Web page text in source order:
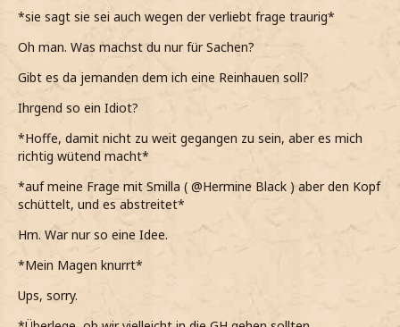
*mir auffällt, dass noch nie mit jemandem so offen war*
*nicht einmal mit Owen
Mali
war ich so offen*
*er ja eigentlich mein bester Freund*
*die Sache, dass Gefühle für ihn habe aber irgendwie alles
komplizierter macht*
*als sage, dass dasselbe auch für ihn gilt, er sich ebenfalls
bedankt und sagt, dass er es zu schätzen weiß*
*er mich dann noch fester an mich drückt und sagt, dass
echt in Ordung bin*
*allerdings meine Meinung über Smilla @Hermine Black
ändern sollte und dass wir uns nochmal treffen sollten*
*statt ja zu sagen, allerdings nur heftig den Kopf
*sie sagt sie sei auch wegen der verliebt frage traurig*
Oh man. Was machst du nur für Sachen?
Gibt es da jemanden dem ich eine Reinhauen soll?
Ihrgend so ein Idiot?
*Hoffe, damit nicht zu weit gegangen zu sein, aber es mich
richtig wütend macht*
*auf meine Frage mit Smilla ( @Hermine Black ) aber den Kopf
schüttelt, und es abstreitet*
Hm. War nur so eine Idee.
*Mein Magen knurrt*
Ups, sorry.